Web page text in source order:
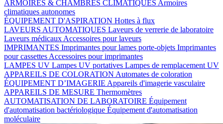
ARMOIRES & CHAMBRES CLIMATIQUES Armoires
climatiques autonomes
ÉQUIPEMENT D'ASPIRATION Hottes à flux
LAVEURS AUTOMATIQUES Laveurs de verrerie de laboratoire
Laveurs médicaux Accessoires pour laveurs
IMPRIMANTES Imprimantes pour lames porte-objets Imprimantes
pour cassettes Accessoires pour imprimantes
LAMPES UV Lampes UV portatives Lampes de remplacement UV
APPAREILS DE COLORATION Automates de coloration
ÉQUIPEMENT D’IMAGERIE Appareils d'imagerie vasculaire
APPAREILS DE MESURE Thermomètres
AUTOMATISATION DE LABORATOIRE Équipement
d'automatisation bactériologique Équipement d'automatisation
moléculaire